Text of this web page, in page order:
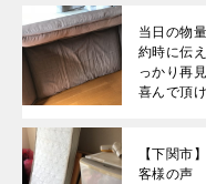
当日の物
約時に伝
っかり再
喜んで頂
【下関市
客様の声